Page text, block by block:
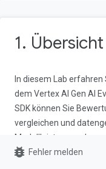
1. Übersicht
In diesem Lab
dem Vertex AI Gen AI
SDK können Sie
vergleichen und
Modellleistung und
bug_report Fehler melden